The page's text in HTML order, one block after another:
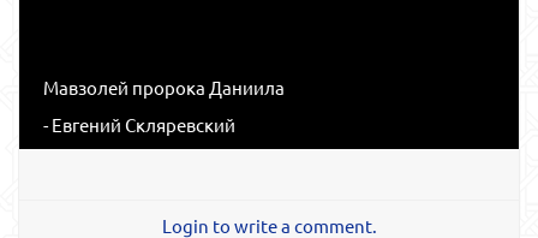
Мавзолей пророка Даниила
- Евгений Скляревский
Login to write a comment.